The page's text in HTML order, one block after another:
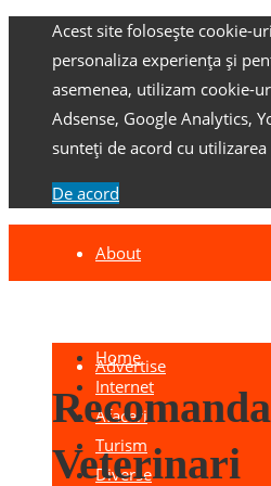
Acest site folosește cookie-
personaliza experiența și
asemenea, utilizam cookie-
Adsense, Google Analytics,
sunteți de acord cu
De acord
About
Advertise
Home
Internet
Afaceri
Turism
Diverse
Veterinari